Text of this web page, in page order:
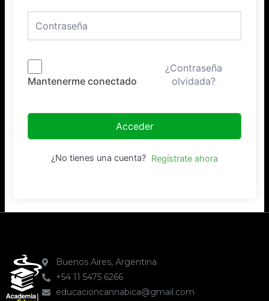
Mantenerme conectado
¿Contraseña
olvidada?
Acceder
¿No tienes una cuenta? Regístrate ahora
Buenos Aires, Argentina
+54 11 5475 6266
educacioncannabica@gmail.com